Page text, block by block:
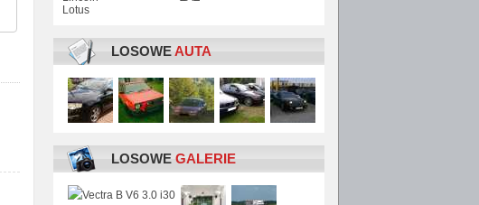
Lotus
LOSOWEAUTA
LOSOWE GALERIE